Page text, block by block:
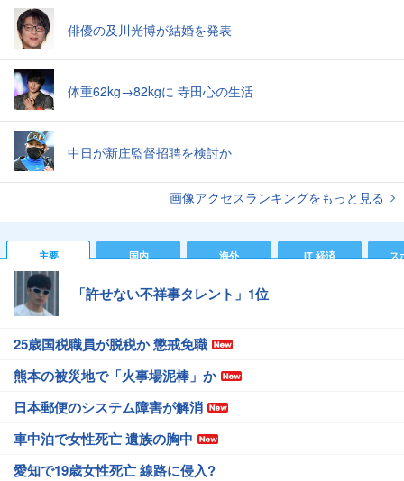
俳優の及川光博が結婚を発表
体重62kg→82kgに 寺田心の生活
中日が新庄監督招聘を検討か
画像アクセスランキングをもっと見る
主要 国内 海外 IT 経済 ス
「許せない不祥事タレント」1位
25歳国税職員が脱税か 懲戒免職
熊本の被災地で「火事場泥棒」か
日本郵便のシステム障害が解消
車中泊で女性死亡 遺族の胸中
愛知で19歳女性死亡 線路に侵入?